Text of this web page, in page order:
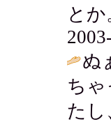
と
ぬ
ち
た